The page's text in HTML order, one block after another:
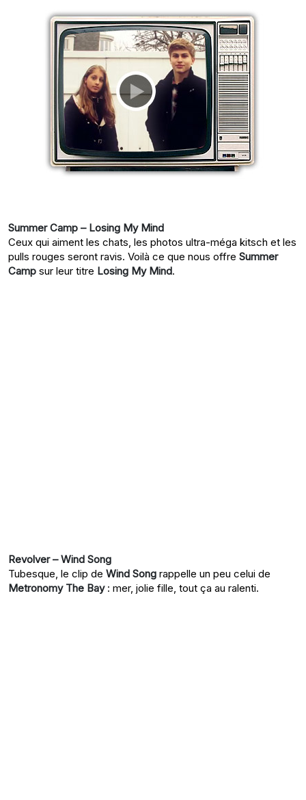
Summer Camp – Losing My Mind
Ceux qui aiment les chats, les photos ultra-méga kitsch et les
pulls rouges seront ravis. Voilà ce que nous offre Summer
Camp sur leur titre Losing My Mind.
Revolver – Wind Song
Tubesque, le clip de Wind Song rappelle un peu celui de
Metronomy The Bay: mer, jolie fille, tout ça au ralenti.